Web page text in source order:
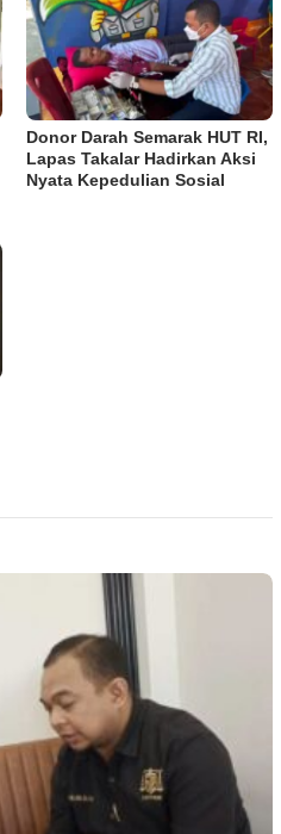
Donor Darah Semarak HUT RI,
Lapas Takalar Hadirkan Aksi
Nyata Kepedulian Sosial